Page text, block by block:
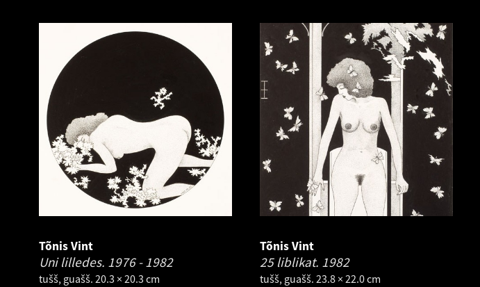
Tõnis Vint
Uni lilledes. 1976 - 1982
tušš, guašš. 20.3 × 20.3 cm
Tõnis Vint
25 liblikat. 1982
tušš, guašš. 23.8 × 22.0 cm